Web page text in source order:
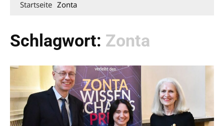
Startseite Zonta
Schlagwort: Zonta